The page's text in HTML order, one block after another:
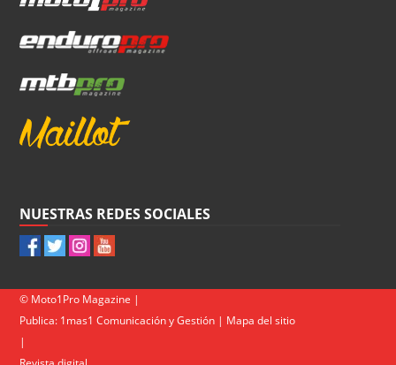
NUESTRAS REDES SOCIALES
© Moto1Pro Magazine |
Publica: 1mas1 Comunicación y Gestión | Mapa del sitio
|